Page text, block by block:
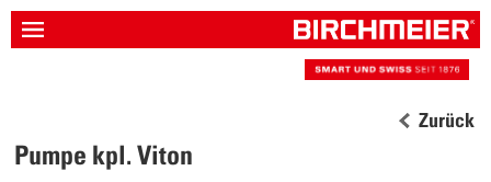
Zurück
Pumpe kpl. Viton